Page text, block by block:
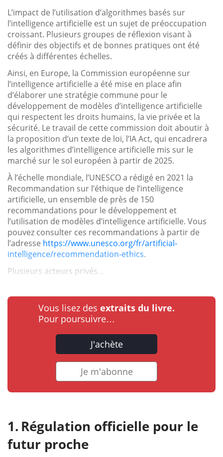
L’impact de l’utilisation d’algorithmes basés sur
l’intelligence artificielle est un sujet de préoccupation
croissant. Plusieurs groupes de réflexion visant à
définir des objectifs et de bonnes pratiques ont été
créés à différentes échelles.
Ainsi, en Europe, la Commission européenne sur
l’intelligence artificielle a été mise en place afin
d’élaborer une stratégie commune pour le
développement de modèles d’intelligence artificielle
qui respectent les droits humains, la vie privée et la
sécurité. Le travail de cette commission doit aboutir à
la proposition d’un texte de loi, l’IA Act, qui encadrera
les algorithmes d’intelligence artificielle mis sur le
marché sur le sol européen à partir de 2025.
À l’échelle mondiale, l’UNESCO a rédigé en 2021 la
Recommandation sur l’éthique de l’intelligence
artificielle, un ensemble de près de 150
recommandations pour le développement et
l’utilisation de modèles d’intelligence artificielle. Vous
pouvez consulter ces recommandations à partir de
l’adresse https://www.unesco.org/fr/artificial-
intelligence/recommendation-ethics.
Plusieurs acteurs privés...
Vous lisez des extraits du livre.
Pour poursuivre…
J'achète
Je m'abonne
Régulation officielle pour le
futur proche